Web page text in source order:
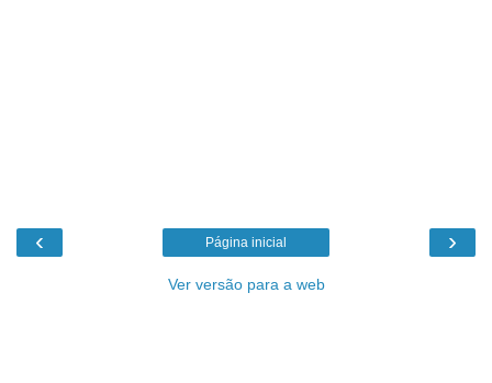
‹ ›
Página inicial
Ver versão para a web